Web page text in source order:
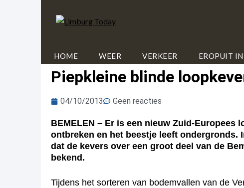
HOME WEER VERKEER EROPUIT
Piepkleine blinde
04/10/2013 Geen reacties
BEMELEN – Er is een nieuw Zuid-
ontbreken en het beestje leeft ondergronds.
dat de kevers over een groot deel van de
bekend.
Tijdens het sorteren van bodemvallen van de